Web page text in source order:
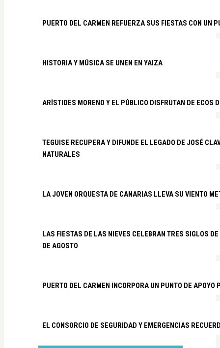
PUERTO DEL CARMEN REFUERZA SUS FIESTAS CON UN
HISTORIA Y MÚSICA SE UNEN EN YAIZA
ARÍSTIDES MORENO Y EL PÚBLICO DISFRUTAN DE ECOS
TEGUISE RECUPERA Y DIFUNDE EL LEGADO DE JOSÉ
NATURALES
LA JOVEN ORQUESTA DE CANARIAS LLEVA SU VIENTO
LAS FIESTAS DE LAS NIEVES CELEBRAN TRES SIGLOS
DE AGOSTO
PUERTO DEL CARMEN INCORPORA UN PUNTO DE
EL CONSORCIO DE SEGURIDAD Y EMERGENCIAS